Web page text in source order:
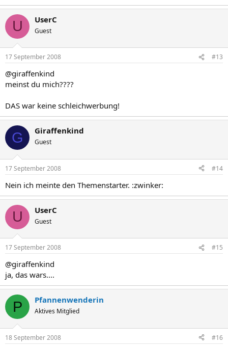
U UserC
Guest
17 September 2008 #13
@giraffenkind
meinst du mich????
DAS war keine schleichwerbung!
G Giraffenkind
Guest
17 September 2008 #14
Nein ich meinte den Themenstarter. :zwinker:
U UserC
Guest
17 September 2008 #15
@giraffenkind
ja, das wars....
P Pfannenwenderin
Aktives Mitglied
18 September 2008 #16